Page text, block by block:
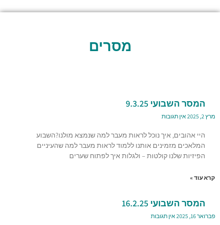
מסרים
המסר השבועי 9.3.25
מרץ 2, 2025 אין תגובות
היי אהובים, איך נוכל לראות מעבר למה שנמצא מולנו?השבוע
המלאכים מזמינים אותנו ללמוד לראות מעבר למה שהעיניים
הפיזיות שלנו קולטות – ולגלות איך לפתוח שערים
קרא עוד »
המסר השבועי 16.2.25
פברואר 16, 2025 אין תגובות